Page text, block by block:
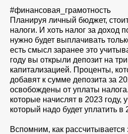
#финансовая_грамотность
Планируя личный бюджет,
налоги. И хоть налог за доход
нужно будет выплачивать
есть смысл заранее это
году вы открыли депозит на
капитализацией. Проценты,
добавят к сумме депозита за
освобождены от уплаты
которые начислят в 2023 году,
который надо будет уплатить в
Вспомним, как рассчитывается